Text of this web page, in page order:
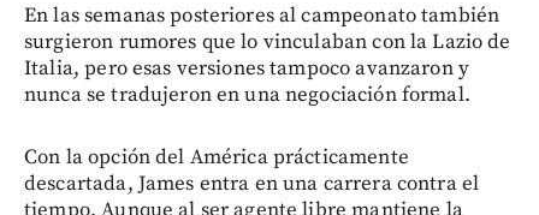
En las semanas posteriores al campeonato también
surgieron rumores que lo vinculaban con la Lazio de
Italia, pero esas versiones tampoco avanzaron y
nunca se tradujeron en una negociación formal.
Con la opción del América prácticamente
descartada, James entra en una carrera contra el
tiempo. Aunque al ser agente libre mantiene la